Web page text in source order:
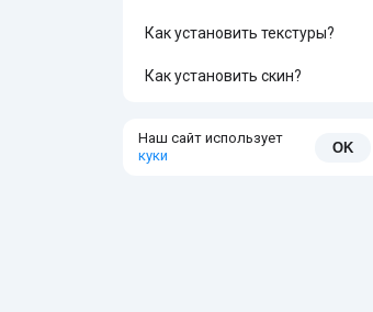
Как установить текстуры?
Как установить скин?
Наш сайт использует
куки
OK